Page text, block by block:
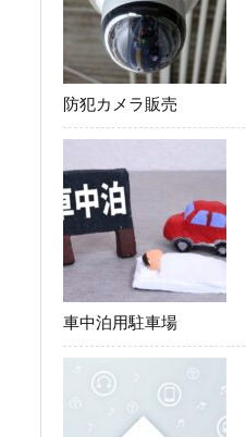
防犯カメラ販売
車中泊用駐車場